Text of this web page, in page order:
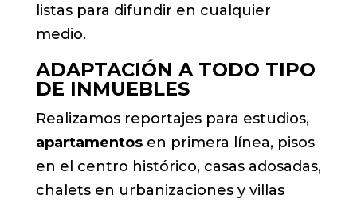
listas para difundir en cualquier
medio.
ADAPTACIÓN A TODO TIPO
DE INMUEBLES
Realizamos reportajes para estudios,
apartamentosen primera línea, pisos
en el centro histórico, casas adosadas,
chalets en urbanizaciones y villas